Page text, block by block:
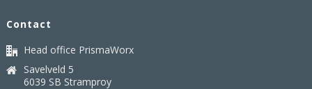
Contact
Head office PrismaWorx
Savelveld 5
6039 SB Stramproy